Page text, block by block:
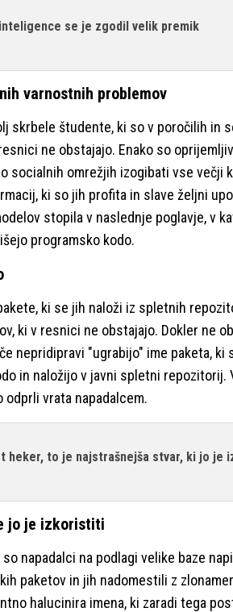
se je zgodil velik premik
varnostnih problemov
skrbele študente, ki so v poročilih in
ne obstajajo. Enako so
socialnih omrežjih izogibati vse večji
ki so jih profita in slave željni
stopila v naslednje poglavje, v
programsko kodo.
ki se jih naloži iz spletnih
ki v resnici ne obstajajo. Dokler ne
nepridipravi "ugrabijo" ime paketa,
in naložijo v javni spletni repozitorij.
odprli vrata napadalcem.
heker, to je najstrašnejša stvar, ki jo je
jo je izkoristiti
napadalci na podlagi velike baze
paketov in jih nadomestili z
halucinira imena, ki zaradi tega